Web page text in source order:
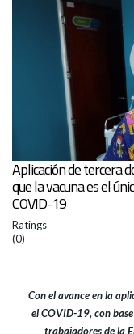
Aplicación de tercera
que la vacuna es el
COVID-19
Ratings
(0)
Con el avance en la
el COVID-19, con
trabajadores de la